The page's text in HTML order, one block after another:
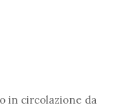
in circolazione da